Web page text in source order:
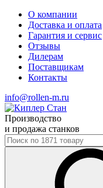
О компании
Доставка и оплата
Гарантия и сервис
Отзывы
Дилерам
Поставщикам
Контакты
info@rollen-m.ru
Производство
и продажа станков